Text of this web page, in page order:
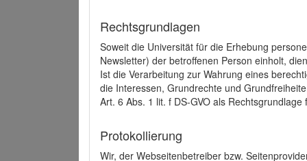
Rechtsgrundlagen
Soweit die Universität für die Erhebung
Newsletter) der betroffenen Person einholt,
Ist die Verarbeitung zur Wahrung eines
die Interessen, Grundrechte und
Art. 6 Abs. 1 lit. f DS-GVO als
Protokollierung
Wir, der Webseitenbetreiber bzw.